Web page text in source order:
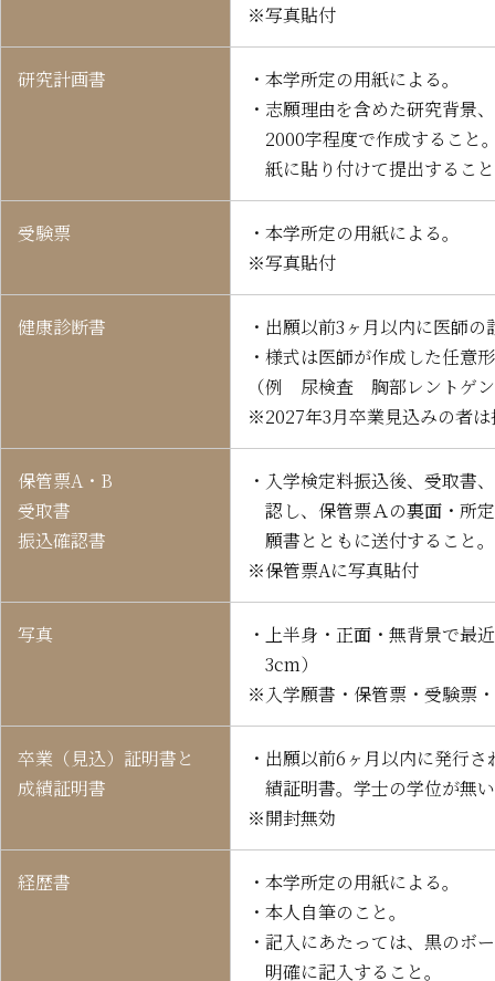
※写真貼付
研究計画書
・本学所定の用紙による。
・志願理由を含めた研究背景
2000字程度で作成すること
紙に貼り付けて提出するこ
受験票
・本学所定の用紙による。
※写真貼付
健康診断書
・出願以前3ヶ月以内に医師
・様式は医師が作成した任意
（例 尿検査 胸部レントゲ
※2027年3月卒業見込みの者
保管票A・B
受取書
振込確認書
・入学検定料振込後、受取書
認し、保管票Ａの裏面・所
願書とともに送付すること。
※保管票Aに写真貼付
写真
・上半身・正面・無背景で
3cm）
※入学願書・保管票・受験票
卒業（見込）証明書と
成績証明書
・出願以前6ヶ月以内に発行
績証明書。学士の学位が無
※開封無効
経歴書
・本学所定の用紙による。
・本人自筆のこと。
・記入にあたっては、黒のボ
明確に記入すること。